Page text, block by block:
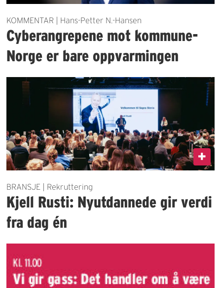
KOMMENTAR | Hans-Petter N.-Hansen
Cyberangrepene mot kommune-
Norge er bare oppvarmingen
BRANSJE | Rekruttering
Kjell Rusti: Nyutdannede gir verdi
fra dag én